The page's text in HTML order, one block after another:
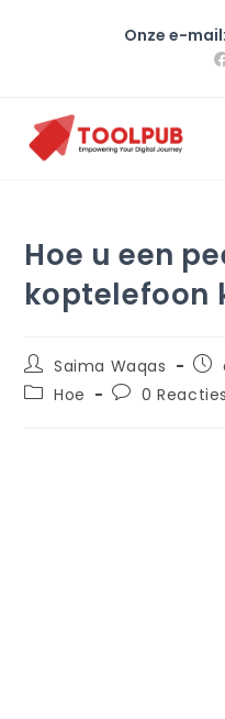
Onze e-mail:
Hoe u een
koptelefoon
Saima Waqas
Hoe
0 Reacties